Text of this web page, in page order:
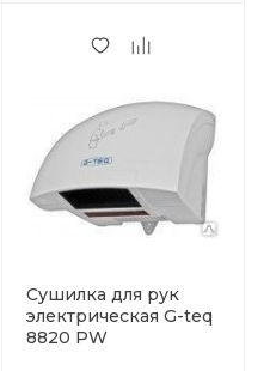
Cушилка для рук
электрическая G-teq
8820 PW